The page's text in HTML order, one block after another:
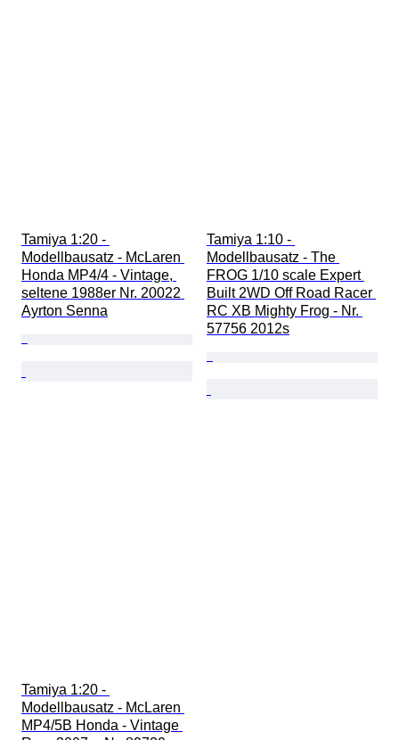
Tamiya 1:20 -
Modellbausatz - McLaren
Honda MP4/4 - Vintage,
seltene 1988er Nr. 20022
Ayrton Senna
Tamiya 1:10 -
Modellbausatz - The
FROG 1/10 scale Expert
Built 2WD Off Road Racer
RC XB Mighty Frog - Nr.
57756 2012s
Tamiya 1:20 -
Modellbausatz - McLaren
MP4/5B Honda - Vintage